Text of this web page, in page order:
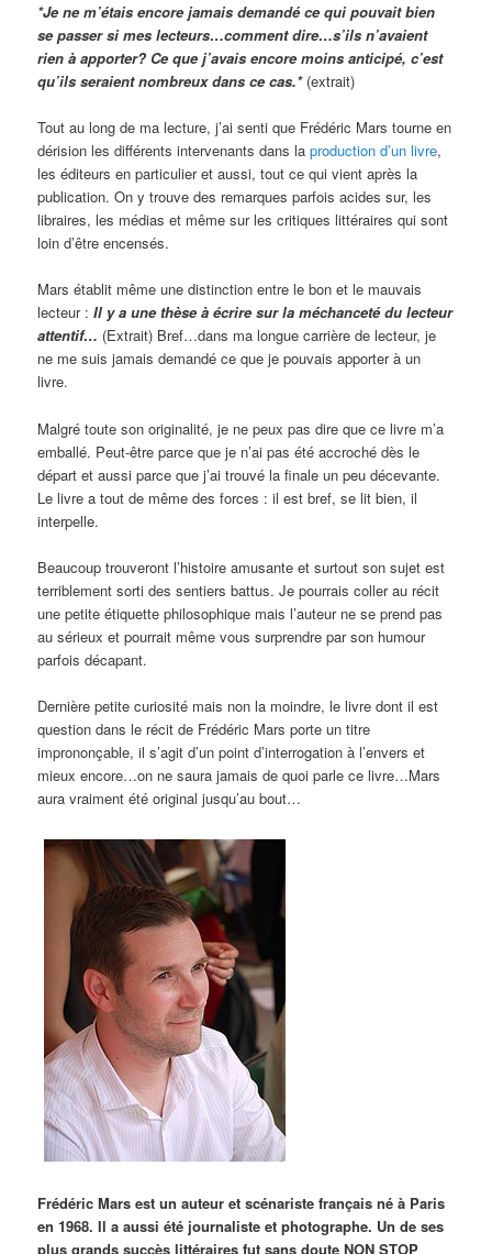
*Je ne m’étais encore jamais demandé ce qui pouvait bien
se passer si mes lecteurs…comment dire…s’ils n’avaient
rien à apporter? Ce que j’avais encore moins anticipé, c’est
qu’ils seraient nombreux dans ce cas.*(extrait)
Tout au long de ma lecture, j’ai senti que Frédéric Mars tourne en
dérision les différents intervenants dans laproduction d’un livre,
les éditeurs en particulier et aussi, tout ce qui vient après la
publication. On y trouve des remarques parfois acides sur, les
libraires, les médias et même sur les critiques littéraires qui sont
loin d’être encensés.
Mars établit même une distinction entre le bon et le mauvais
lecteur :Il y a une thèse à écrire sur la méchanceté du lecteur
attentif… (Extrait) Bref…dans ma longue carrière de lecteur, je
ne me suis jamais demandé ce que je pouvais apporter à un
livre.
Malgré toute son originalité, je ne peux pas dire que ce livre m’a
emballé. Peut-être parce que je n’ai pas été accroché dès le
départ et aussi parce que j’ai trouvé la finale un peu décevante.
Le livre a tout de même des forces : il est bref, se lit bien, il
interpelle.
Beaucoup trouveront l’histoire amusante et surtout son sujet est
terriblement sorti des sentiers battus. Je pourrais coller au récit
une petite étiquette philosophique mais l’auteur ne se prend pas
au sérieux et pourrait même vous surprendre par son humour
parfois décapant.
Dernière petite curiosité mais non la moindre, le livre dont il est
question dans le récit de Frédéric Mars porte un titre
imprononçable, il s’agit d’un point d’interrogation à l’envers et
mieux encore…on ne saura jamais de quoi parle ce livre…Mars
aura vraiment été original jusqu’au bout…
Frédéric Mars est un auteur et scénariste français né à Paris
en 1968. Il a aussi été journaliste et photographe. Un de ses
plus grands succès littéraires fut sans doute NON STOP